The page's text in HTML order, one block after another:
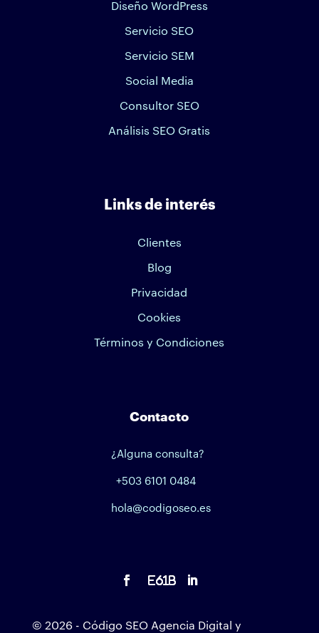
Diseño WordPress
Servicio SEO
Servicio SEM
Social Media
Consultor SEO
Análisis SEO Gratis
Links de interés
Clientes
Blog
Privacidad
Cookies
Términos y Condiciones
Contacto
¿Alguna consulta?
+503 6101 0484
hola@codigoseo.es
© 2026 - Código SEO Agencia Digital y